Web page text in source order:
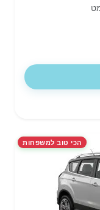
הכי טוב למשפחות